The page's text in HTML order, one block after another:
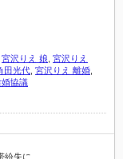
宮沢りえ 娘 宮沢りえ
田光代 宮沢りえ 離婚
協議
紛失に…